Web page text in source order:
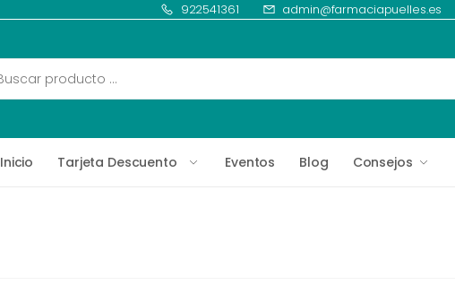
922541361 admin@farmaciapuelles.es
Inicio Tarjeta Descuento Eventos Blog Consejos